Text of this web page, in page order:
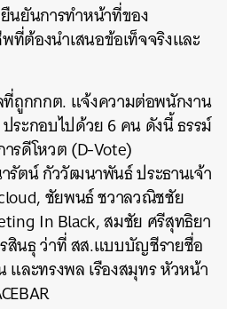
ยืนยันการทำหน้าที่ของ
ต้องนำเสนอข้อเท็จจริงและ
ถูกกกต. แจ้งความต่อพนักงาน
ระกอบไปด้วย 6 คน ดังนี้ ธรรม์
รดีโหวต (D-Vote)
ตน์ กัววัฒนาพันธ์ ประธานเจ้า
ชัยพนธ์ ชวาลวณิชชัย
In Black, สมชัย ศรีสุทธิยา
สินธุ ว่าที่ สส.แบบบัญชีรายชื่อ
และทรงพล เรืองสมุทร หัวหน้า